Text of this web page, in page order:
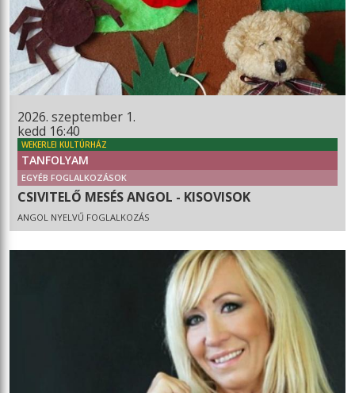
2026. szeptember 1.
kedd 16:40
WEKERLEI KULTÚRHÁZ
TANFOLYAM
EGYÉB FOGLALKOZÁSOK
CSIVITELŐ MESÉS ANGOL - KISOVISOK
ANGOL NYELVŰ FOGLALKOZÁS